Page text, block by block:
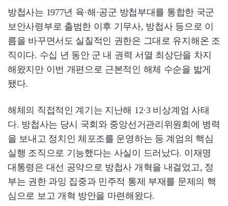
방첩사는 1977년 육·해·공군 방첩부대를 통합한 국군
보안사령부로 출범한 이후 기무사, 방첩사 등으로 이
름을 바꾸면서도 실질적인 권한은 그대로 유지해온 조
직이다. 수십 년 동안 군 내 권력 서열 최상단을 차지
해왔지만 이번 개편으로 근본적인 해체 수순을 밟게
됐다.
해체의 직접적인 계기는 지난해 12·3 비상계엄 사태
다. 방첩사는 당시 국회와 중앙선거관리위원회에 병력
을 보내고 정치인 체포조를 운영하는 등 계엄의 핵심
실행 조직으로 기능했다는 사실이 드러났다. 이재명
대통령은 대선 공약으로 방첩사 개혁을 내걸었고, 정
부는 권한 과잉 집중과 민주적 통제 부재를 문제의 핵
심으로 보고 개혁 방안을 마련해왔다.